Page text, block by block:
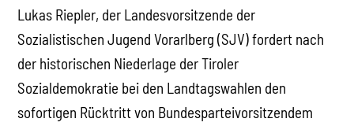
Lukas Riepler, der Landesvorsitzende der
Sozialistischen Jugend Vorarlberg (SJV) fordert nach
der historischen Niederlage der Tiroler
Sozialdemokratie bei den Landtagswahlen den
sofortigen Rücktritt von Bundesparteivorsitzendem